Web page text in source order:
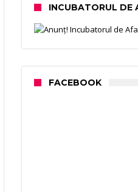
INCUBATORUL DE
FACEBOOK